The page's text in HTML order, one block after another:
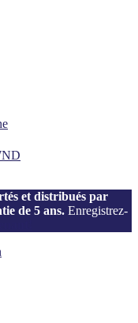
et distribués par
de 5 ans. Enregistrez-